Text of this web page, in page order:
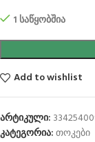
1 საწყობშია
Add to wishlist
არტიკული:
კატეგორია:თოკები